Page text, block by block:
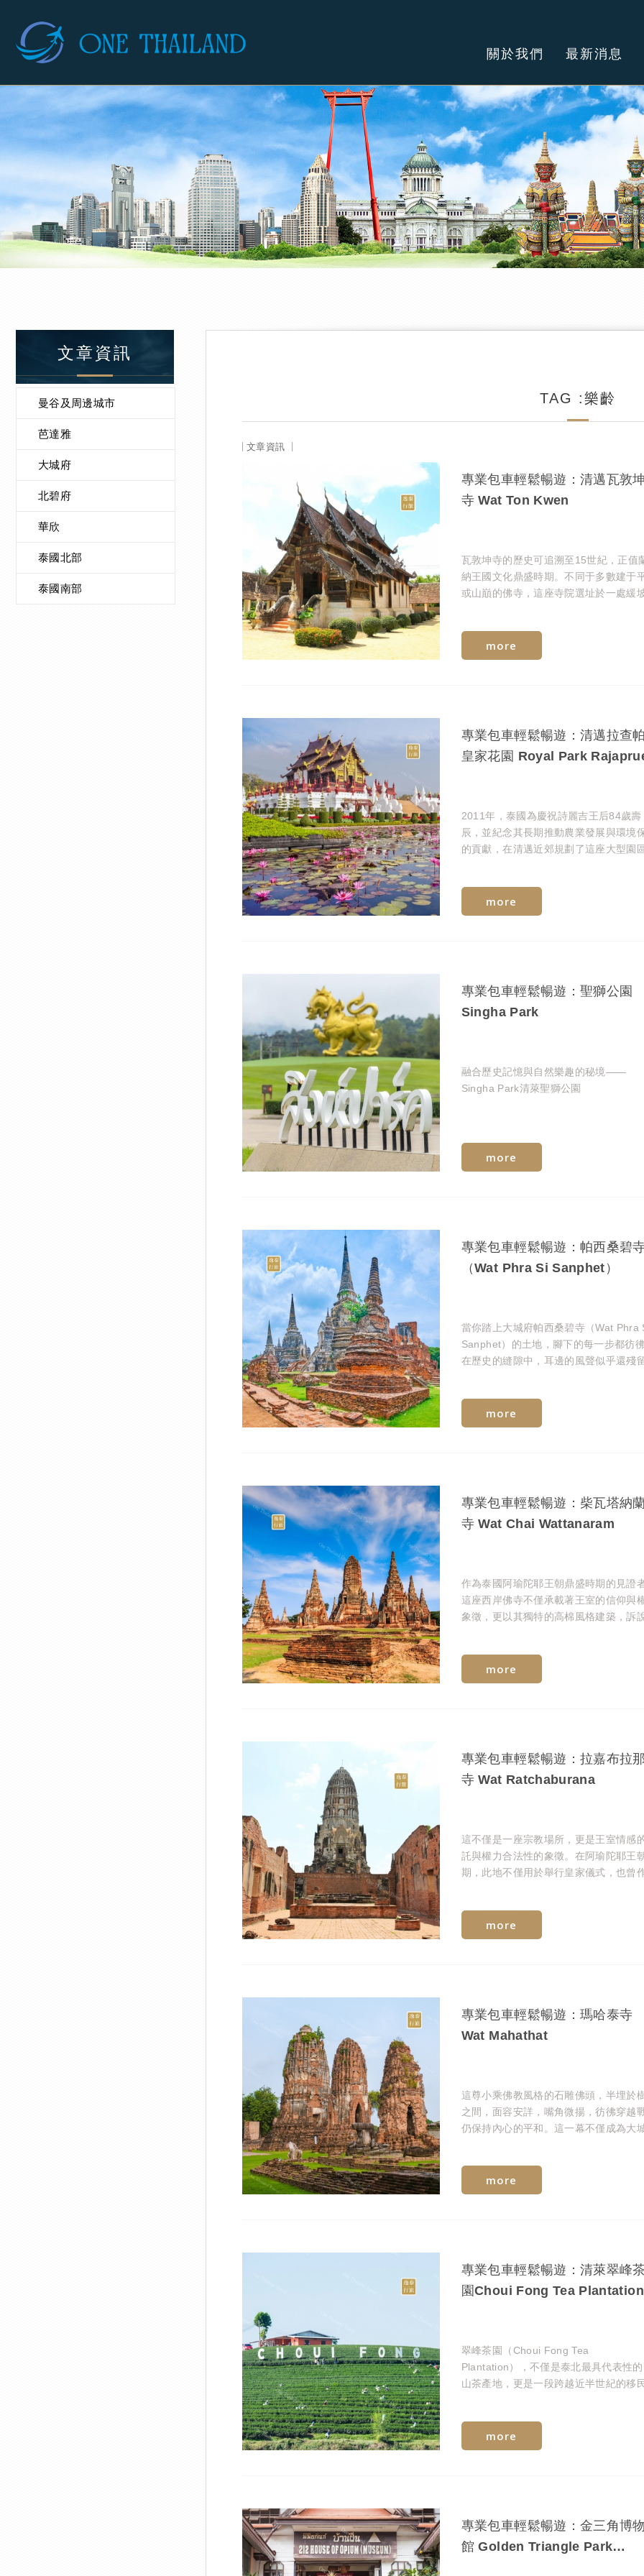
關於我們 最新消息
文章資訊
曼谷及周邊城市
芭達雅
大城府
北碧府
華欣
泰國北部
泰國南部
TAG :樂齡
文章資訊
專業包車輕鬆暢遊：清邁瓦敦
寺 Wat Ton Kwen
瓦敦坤寺的歷史可追溯至15世紀，正值
納王國文化鼎盛時期。不同于多數建于
或山巔的佛寺，這座寺院選址於一處緩
more
專業包車輕鬆暢遊：清邁拉查
皇家花園 Royal Park
2011年，泰國為慶祝詩麗吉王后84歲壽
辰，並紀念其長期推動農業發展與環境
的貢獻，在清邁近郊規劃了這座大型園
more
專業包車輕鬆暢遊：聖獅公園
Singha Park
融合歷史記憶與自然樂趣的秘境——
Singha Park清萊聖獅公園
more
專業包車輕鬆暢遊：帕西桑碧
（Wat Phra Si Sanphet）
當你踏上大城府帕西桑碧寺（Wat Phra
Sanphet）的土地，腳下的每一步都彷
在歷史的縫隙中，耳邊的風聲似乎還殘
more
專業包車輕鬆暢遊：柴瓦塔納
寺 Wat Chai Wattanaram
作為泰國阿瑜陀耶王朝鼎盛時期的見證
這座西岸佛寺不僅承載著王室的信仰與
象徵，更以其獨特的高棉風格建築，訴
more
專業包車輕鬆暢遊：拉嘉布拉
寺 Wat Ratchaburana
這不僅是一座宗教場所，更是王室情感
託與權力合法性的象徵。在阿瑜陀耶王
期，此地不僅用於舉行皇家儀式，也曾
more
專業包車輕鬆暢遊：瑪哈泰寺
Wat Mahathat
這尊小乘佛教風格的石雕佛頭，半埋於
之間，面容安詳，嘴角微揚，彷彿穿越
仍保持內心的平和。這一幕不僅成為大
more
專業包車輕鬆暢遊：清萊翠峰
園Choui Fong Tea Plantation
翠峰茶園（Choui Fong Tea
Plantation），不僅是泰北最具代表性
山茶產地，更是一段跨越近半世紀的移
more
專業包車輕鬆暢遊：金三角博
館 Golden Triangle Park